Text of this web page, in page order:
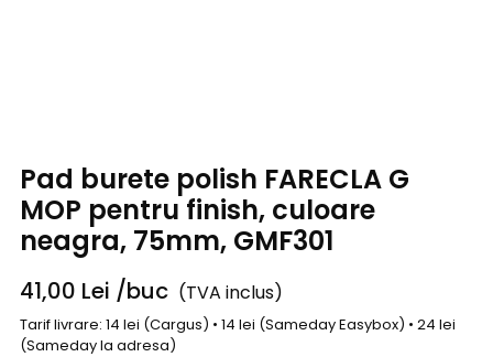
Pad burete polish FARECLA G
MOP pentru finish, culoare
neagra, 75mm, GMF301
41,00 Lei /buc (TVA inclus)
Tarif livrare: 14 lei (Cargus) • 14 lei (Sameday Easybox) • 24 lei
(Sameday la adresa)